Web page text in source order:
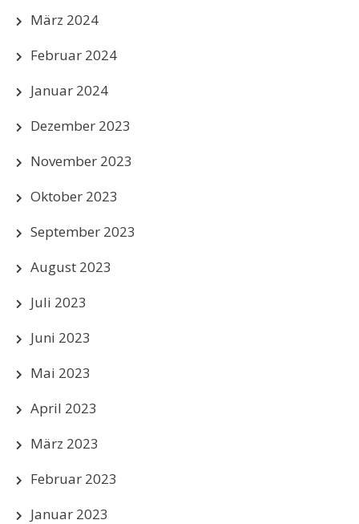
März 2024
Februar 2024
Januar 2024
Dezember 2023
November 2023
Oktober 2023
September 2023
August 2023
Juli 2023
Juni 2023
Mai 2023
April 2023
März 2023
Februar 2023
Januar 2023